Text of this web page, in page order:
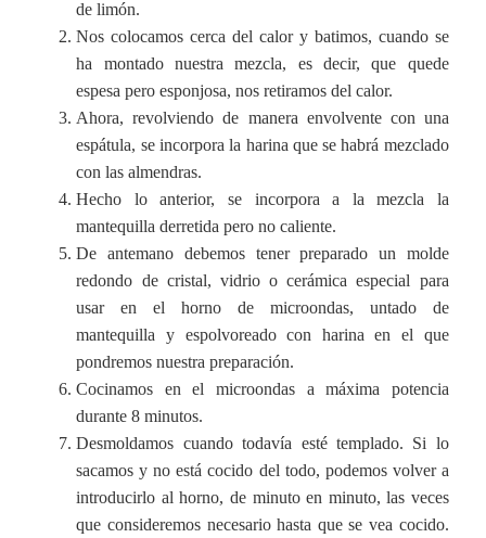
de limón.
Nos colocamos cerca del calor y batimos, cuando se
ha montado nuestra mezcla, es decir, que quede
espesa pero esponjosa, nos retiramos del calor.
Ahora, revolviendo de manera envolvente con una
espátula, se incorpora la harina que se habrá mezclado
con las almendras.
Hecho lo anterior, se incorpora a la mezcla la
mantequilla derretida pero no caliente.
De antemano debemos tener preparado un molde
redondo de cristal, vidrio o cerámica especial para
usar en el horno de microondas, untado de
mantequilla y espolvoreado con harina en el que
pondremos nuestra preparación.
Cocinamos en el microondas a máxima potencia
durante 8 minutos.
Desmoldamos cuando todavía esté templado. Si lo
sacamos y no está cocido del todo, podemos volver a
introducirlo al horno, de minuto en minuto, las veces
que consideremos necesario hasta que se vea cocido.